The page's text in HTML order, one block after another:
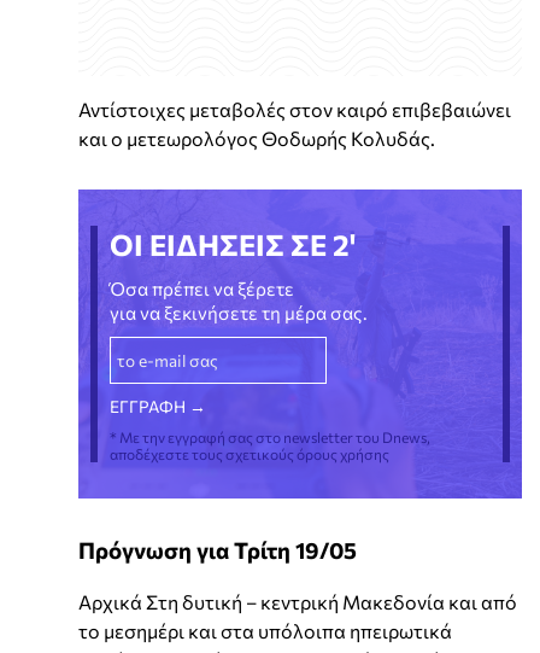
Αντίστοιχες μεταβολές στον καιρό επιβεβαιώνει
και ο μετεωρολόγος Θοδωρής Κολυδάς.
ΟΙ ΕΙΔΗΣΕΙΣ ΣΕ 2'
Όσα πρέπει να ξέρετε
για να ξεκινήσετε τη μέρα σας.
* Με την εγγραφή σας στο newsletter του Dnews,
αποδέχεστε τους σχετικούς όρους χρήσης
Πρόγνωση για Τρίτη 19/05
Αρχικά Στη δυτική – κεντρική Μακεδονία και από
το μεσημέρι και στα υπόλοιπα ηπειρωτικά